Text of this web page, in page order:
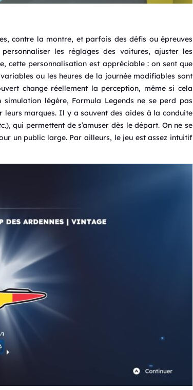
contre la montre, et parfois des défis ou épreuves
les réglages des voitures, ajuster les
cette personnalisation est appréciable : on sent que
ou les heures de la journée modifiables sont
change réellement la perception, même si cela
simulation légère, Formula Legends ne se perd pas
leurs marques. Il y a souvent des aides à la conduite
qui permettent de s’amuser dès le départ. On ne se
un public large. Par ailleurs, le jeu est assez intuitif